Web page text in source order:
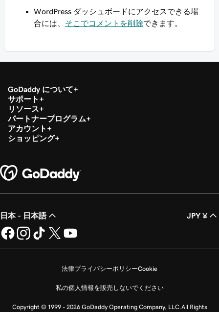
WordPress ダッシュボードにアクセスできる場
合には、 そこでコメントを削除できます。
GoDaddy について
サポート
リソース
パートナープログラム
アカウント
ショッピング
日本 - 日本語 JPY ¥
法律プライバシーポリシーCookie
私の個人情報を販売しないでください
Copyright © 1999 - 2026 GoDaddy Operating Company, LLC.All Rights